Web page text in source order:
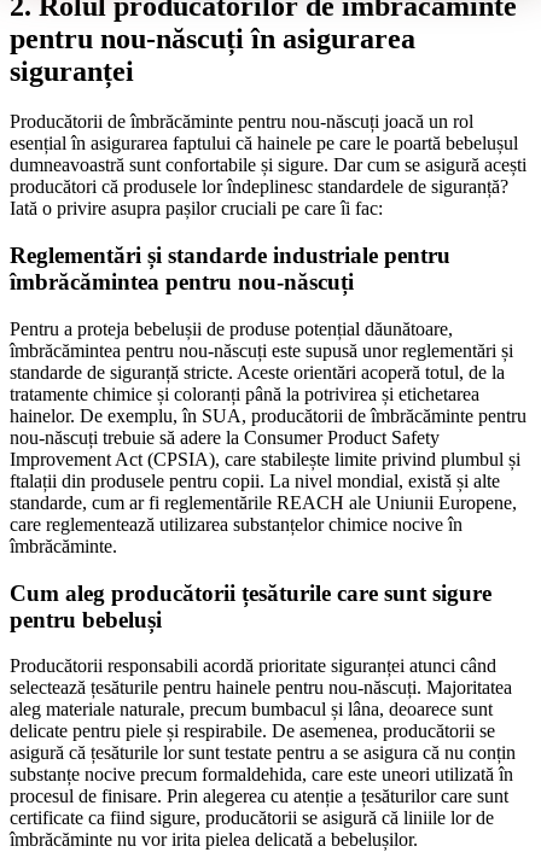
pentru nou-născuți în asigurarea
siguranței
Producătorii de îmbrăcăminte pentru nou-născuți joacă un rol
esențial în asigurarea faptului că hainele pe care le poartă bebelușul
dumneavoastră sunt confortabile și sigure. Dar cum se asigură acești
producători că produsele lor îndeplinesc standardele de siguranță?
Iată o privire asupra pașilor cruciali pe care îi fac:
Reglementări și standarde industriale pentru
îmbrăcămintea pentru nou-născuți
Pentru a proteja bebelușii de produse potențial dăunătoare,
îmbrăcămintea pentru nou-născuți este supusă unor reglementări și
standarde de siguranță stricte. Aceste orientări acoperă totul, de la
tratamente chimice și coloranți până la potrivirea și etichetarea
hainelor. De exemplu, în SUA, producătorii de îmbrăcăminte pentru
nou-născuți trebuie să adere la Consumer Product Safety
Improvement Act (CPSIA), care stabilește limite privind plumbul și
ftalații din produsele pentru copii. La nivel mondial, există și alte
standarde, cum ar fi reglementările REACH ale Uniunii Europene,
care reglementează utilizarea substanțelor chimice nocive în
îmbrăcăminte.
Cum aleg producătorii țesăturile care sunt sigure
pentru bebeluși
Producătorii responsabili acordă prioritate siguranței atunci când
selectează țesăturile pentru hainele pentru nou-născuți. Majoritatea
aleg materiale naturale, precum bumbacul și lâna, deoarece sunt
delicate pentru piele și respirabile. De asemenea, producătorii se
asigură că țesăturile lor sunt testate pentru a se asigura că nu conțin
substanțe nocive precum formaldehida, care este uneori utilizată în
procesul de finisare. Prin alegerea cu atenție a țesăturilor care sunt
certificate ca fiind sigure, producătorii se asigură că liniile lor de
îmbrăcăminte nu vor irita pielea delicată a bebelușilor.